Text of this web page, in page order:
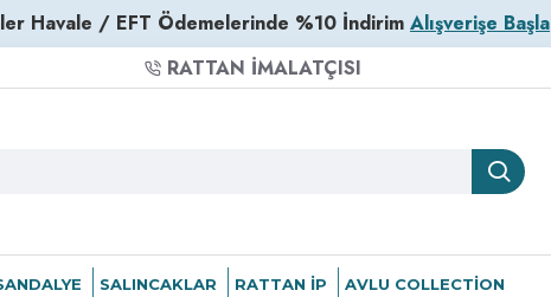
Havale / EFT Ödemelerinde %10 İndirim Alışverişe Başla
RATTAN İMALATÇISI
SALINCAKLAR RATTAN İP AVLU COLLECTION